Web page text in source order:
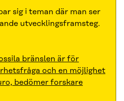
sig i teman där man ser
utvecklingsframsteg.
bränslen är för
och en möjlighet
bedömer forskare